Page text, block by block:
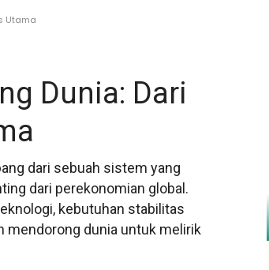
Utama
Dunia: Dari
dari sebuah sistem yang
dari perekonomian global.
kebutuhan stabilitas
mendorong dunia untuk melirik